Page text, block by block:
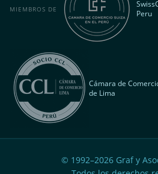
MIEMBROS DE
Peru
Cámara de
de Lima
© 1992–2026 Graf y